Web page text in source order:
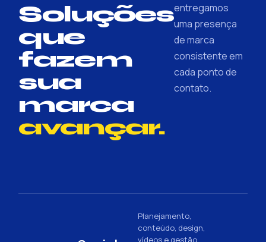
Soluções
que
fazem
sua
marca
avançar.
entregamos
uma presença
de marca
consistente em
cada ponto de
contato.
Planejamento,
conteúdo, design,
vídeos e gestão